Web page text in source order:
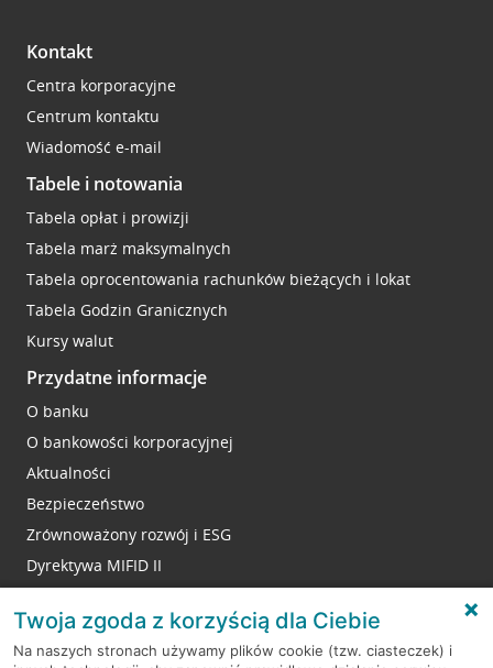
Kontakt
Centra korporacyjne
Centrum kontaktu
Wiadomość e-mail
Tabele i notowania
Tabela opłat i prowizji
Tabela marż maksymalnych
Tabela oprocentowania rachunków bieżących i lokat
Tabela Godzin Granicznych
Kursy walut
Przydatne informacje
O banku
O bankowości korporacyjnej
Aktualności
Bezpieczeństwo
Zrównoważony rozwój i ESG
Dyrektywa MIFID II
Twoja zgoda z korzyścią dla Ciebie
Na naszych stronach używamy plików cookie (tzw. ciasteczek) i